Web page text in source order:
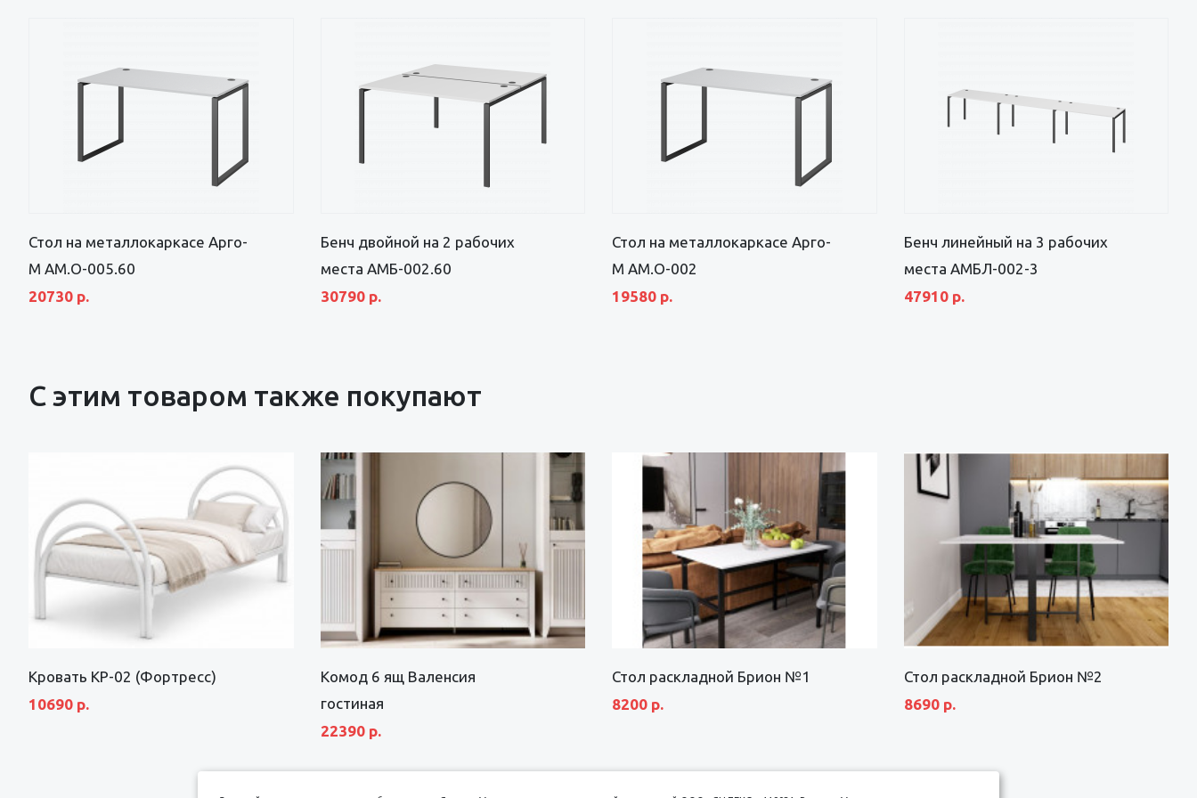
Стол на металлокаркасе Арго-
М АМ.О-005.60
20730 р.
Бенч двойной на 2 рабочих
места АМБ-002.60
30790 р.
Стол на металлокаркасе Арго-
М АМ.О-002
19580 р.
Бенч линейный на 3 рабочих
места АМБЛ-002-3
47910 р.
С этим товаром также покупают
Кровать КР-02 (Фортресс)
10690 р.
Комод 6 ящ Валенсия
гостиная
22390 р.
Стол раскладной Брион №1
8200 р.
Стол раскладной Брион №2
8690 р.